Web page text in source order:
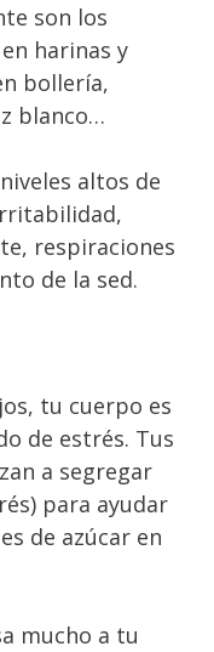
son los
harinas y
bollería,
blanco…
altos de
respiraciones
de la sed.
tu cuerpo es
de estrés. Tus
a segregar
para ayudar
de azúcar en
mucho a tu